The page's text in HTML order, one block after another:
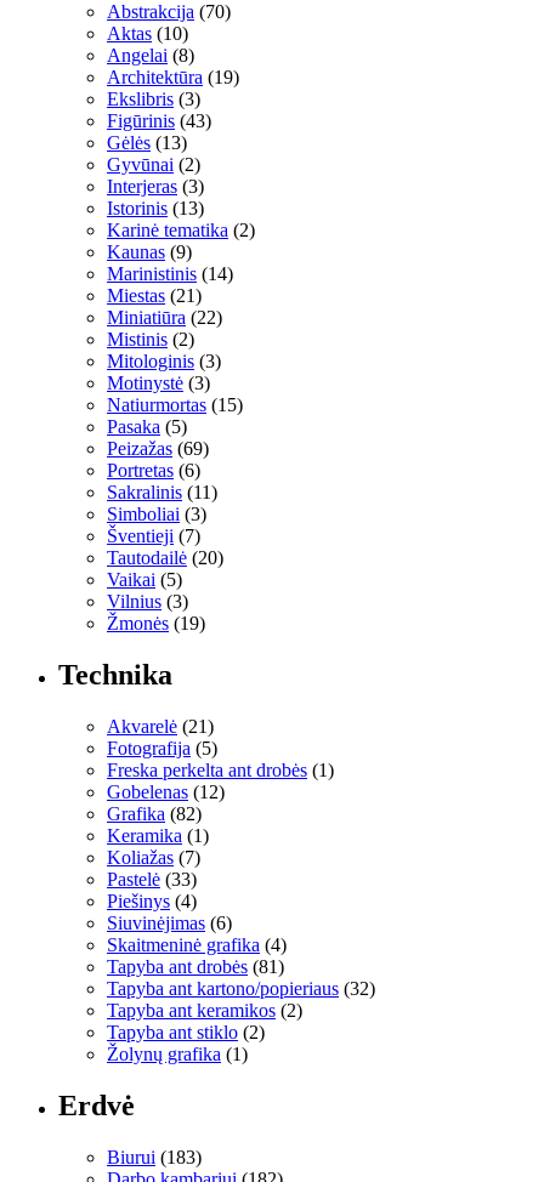
Abstrakcija (70)
Aktas (10)
Angelai (8)
Architektūra (19)
Ekslibris (3)
Figūrinis (43)
Gėlės (13)
Gyvūnai (2)
Interjeras (3)
Istorinis (13)
Karinė tematika (2)
Kaunas (9)
Marinistinis (14)
Miestas (21)
Miniatiūra (22)
Mistinis (2)
Mitologinis (3)
Motinystė (3)
Natiurmortas (15)
Pasaka (5)
Peizažas (69)
Portretas (6)
Sakralinis (11)
Simboliai (3)
Šventieji (7)
Tautodailė (20)
Vaikai (5)
Vilnius (3)
Žmonės (19)
Technika
Akvarelė (21)
Fotografija (5)
Freska perkelta ant drobės (1)
Gobelenas (12)
Grafika (82)
Keramika (1)
Koliažas (7)
Pastelė (33)
Piešinys (4)
Siuvinėjimas (6)
Skaitmeninė grafika (4)
Tapyba ant drobės (81)
Tapyba ant kartono/popieriaus (32)
Tapyba ant keramikos (2)
Tapyba ant stiklo (2)
Žolynų grafika (1)
Erdvė
Biurui (183)